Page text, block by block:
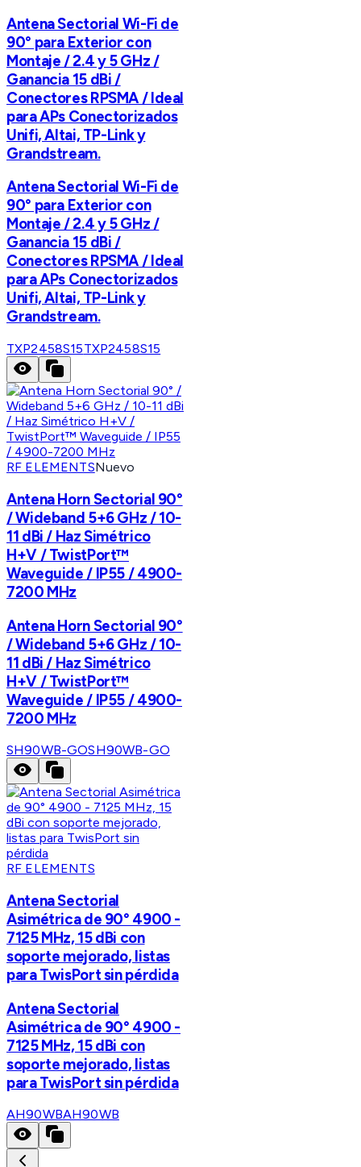
Antena Sectorial Wi-Fi de
90° para Exterior con
Montaje / 2.4 y 5 GHz /
Ganancia 15 dBi /
Conectores RPSMA / Ideal
para APs Conectorizados
Unifi, Altai, TP-Link y
Grandstream.
Antena Sectorial Wi-Fi de
90° para Exterior con
Montaje / 2.4 y 5 GHz /
Ganancia 15 dBi /
Conectores RPSMA / Ideal
para APs Conectorizados
Unifi, Altai, TP-Link y
Grandstream.
TXP2458S15TXP2458S15
RF ELEMENTSNuevo
Antena Horn Sectorial 90°
/ Wideband 5+6 GHz / 10-
11 dBi / Haz Simétrico
H+V / TwistPort™
Waveguide / IP55 / 4900-
7200 MHz
Antena Horn Sectorial 90°
/ Wideband 5+6 GHz / 10-
11 dBi / Haz Simétrico
H+V / TwistPort™
Waveguide / IP55 / 4900-
7200 MHz
SH90WB-GOSH90WB-GO
RF ELEMENTS
Antena Sectorial
Asimétrica de 90° 4900 -
7125 MHz, 15 dBi con
soporte mejorado, listas
para TwisPort sin pérdida
Antena Sectorial
Asimétrica de 90° 4900 -
7125 MHz, 15 dBi con
soporte mejorado, listas
para TwisPort sin pérdida
AH90WBAH90WB